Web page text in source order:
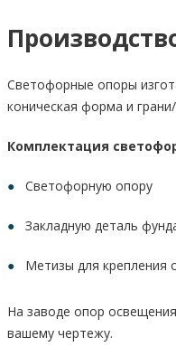
Светофорные опоры
коническая форма и
Комплектация
Светофорную опору
Закладную деталь
Метизы для крепления
На заводе опор
вашему чертежу.